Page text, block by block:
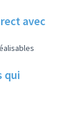
avec
qui